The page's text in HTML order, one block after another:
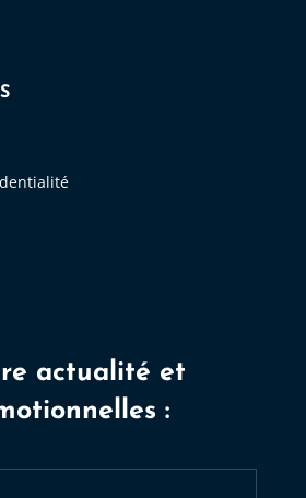
actualité et
: